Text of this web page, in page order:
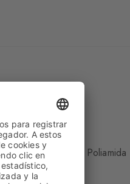
Opaco
84% Algodón, 16% Poliamida